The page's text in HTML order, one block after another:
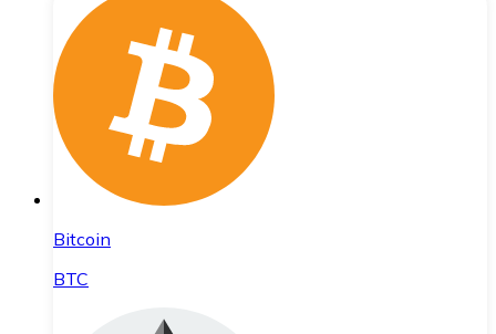
Bitcoin
BTC